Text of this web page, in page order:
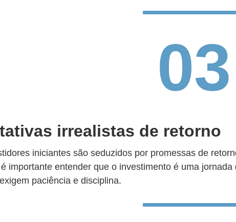
03
irrealistas de retorno
iniciantes são seduzidos por promessas de
importante entender que o investimento é uma
paciência e disciplina.